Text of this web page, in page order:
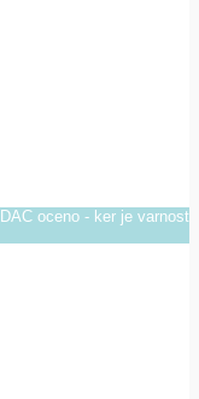
oceno - ker je varnost